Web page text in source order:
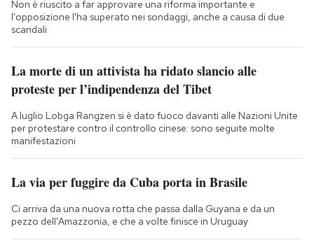
Non è riuscito a far approvare una riforma importante e
l'opposizione l'ha superato nei sondaggi, anche a causa di due
scandali
La morte di un attivista ha ridato slancio alle
proteste per l’indipendenza del Tibet
A luglio Lobga Rangzen si è dato fuoco davanti alle Nazioni Unite
per protestare contro il controllo cinese: sono seguite molte
manifestazioni
La via per fuggire da Cuba porta in Brasile
Ci arriva da una nuova rotta che passa dalla Guyana e da un
pezzo dell'Amazzonia, e che a volte finisce in Uruguay